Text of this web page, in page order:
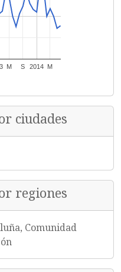
2014
M S M
ciudades
regiones
Comunidad